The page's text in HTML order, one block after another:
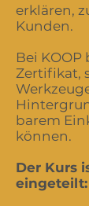
erklären,
Kunden.
Bei
Zertifikat,
barem
können.
Der Kurs
eingeteilt: